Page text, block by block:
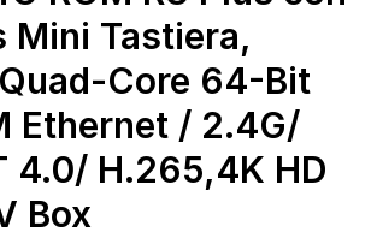
Mini Tastiera,
Core 64-Bit
Ethernet / 2.4G/
4.0/ H.265,4K HD
Box